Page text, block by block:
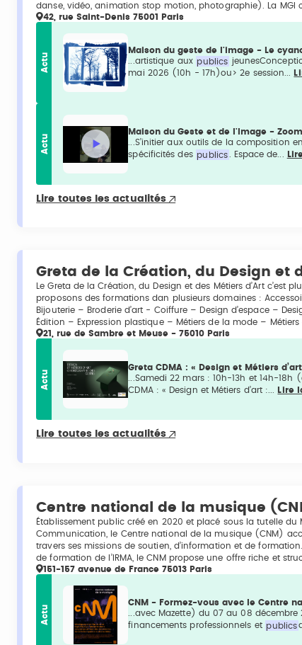
danse, vidéo, animation stop motion, photographie). La MGI
42, rue Saint-Denis 75001 Paris
Actu
Maison du geste de l'image - Le
...artistique aux publics
mai 2026 (10h - 17h)ou> 2e session...
Actu
Maison du Geste et de l'Image -
...S’initier aux outils de la composition
spécificités des publics. Espace de...
Lire toutes les actualités
Greta de la Création, du Design et
Le Greta de la Création, du Design et des Métiers d’Art c’est
proposons des formations dan plusieurs domaines :
Bijouterie – Broderie d’art - Coiffure – Design d’espace –
Édition – Expression plastique – Métiers de la mode – Métiers
21, rue de Sambre et Meuse - 75010 Paris
Actu
Greta CDMA : « Design et Métiers
...Samedi 22 mars : 10h-13h et 14h-
CDMA : « Design et Métiers d’art :...
Lire
Lire toutes les actualités
Centre national de la musique
Établissement public créé en 2020 et placé sous la tutelle du
Communication, le Centre national de la musique (CNM)
travers ses missions de soutien, d’information et de
de formation de l’IRMA, le CNM propose une offre riche et
151-157 avenue de France 75013 Paris
Actu
CNM - Formez-vous avec le Centre
...avec Mazette) du 07 au 08
financements professionnels et publics